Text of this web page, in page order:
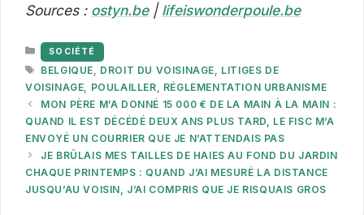
Sources : ostyn.be|lifeiswonderpoule.be
CATÉGORIES
SOCIÉTÉ
ÉTIQUETTES
BELGIQUE DROIT DU VOISINAGE
LITIGES DE
VOISINAGE
POULAILLER
RÉGLEMENTATION URBANISME
MON PÈRE M’A DONNÉ 15 000 € DE LA MAIN À LA MAIN :
QUAND IL EST DÉCÉDÉ DEUX ANS PLUS TARD, LE FISC M’A
ENVOYÉ UN COURRIER QUE JE N’ATTENDAIS PAS
JE BRÛLAIS MES TAILLES DE HAIES AU FOND DU JARDIN
CHAQUE PRINTEMPS : QUAND J’AI MESURÉ LA DISTANCE
JUSQU’AU VOISIN, J’AI COMPRIS QUE JE RISQUAIS GROS